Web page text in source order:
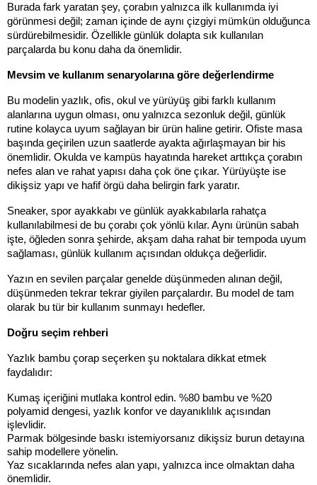
Burada fark yaratan şey, çorabın yalnızca ilk kullanımda iyi
görünmesi değil; zaman içinde de aynı çizgiyi mümkün olduğunca
sürdürebilmesidir. Özellikle günlük dolapta sık kullanılan
parçalarda bu konu daha da önemlidir.
Mevsim ve kullanım senaryolarına göre değerlendirme
Bu modelin yazlık, ofis, okul ve yürüyüş gibi farklı kullanım
alanlarına uygun olması, onu yalnızca sezonluk değil, günlük
rutine kolayca uyum sağlayan bir ürün haline getirir. Ofiste masa
başında geçirilen uzun saatlerde ayakta ağırlaşmayan bir his
önemlidir. Okulda ve kampüs hayatında hareket arttıkça çorabın
nefes alan ve rahat yapısı daha çok öne çıkar. Yürüyüşte ise
dikişsiz yapı ve hafif örgü daha belirgin fark yaratır.
Sneaker, spor ayakkabı ve günlük ayakkabılarla rahatça
kullanılabilmesi de bu çorabı çok yönlü kılar. Aynı ürünün sabah
işte, öğleden sonra şehirde, akşam daha rahat bir tempoda uyum
sağlaması, günlük kullanım açısından oldukça değerlidir.
Yazın en sevilen parçalar genelde düşünmeden alınan değil,
düşünmeden tekrar tekrar giyilen parçalardır. Bu model de tam
olarak bu tür bir kullanım sunmayı hedefler.
Doğru seçim rehberi
Yazlık bambu çorap seçerken şu noktalara dikkat etmek
faydalıdır:
Kumaş içeriğini mutlaka kontrol edin. %80 bambu ve %20
polyamid dengesi, yazlık konfor ve dayanıklılık açısından
işlevlidir.
Parmak bölgesinde baskı istemiyorsanız dikişsiz burun detayına
sahip modellere yönelin.
Yaz sıcaklarında nefes alan yapı, yalnızca ince olmaktan daha
önemlidir.